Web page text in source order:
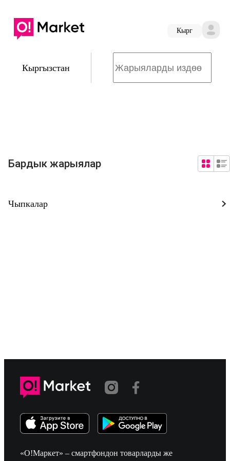
Кырг
Кыргызстан
Бардык жарыялар
Чыпкалар
«О!Маркет» – смартфондон товарларды же